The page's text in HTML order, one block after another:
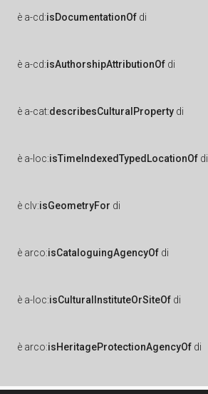
è a-cd:isDocumentationOf di
è a-cd:isAuthorshipAttributionOf di
è a-cat:describesCulturalProperty di
è a-loc:isTimeIndexedTypedLocationOf di
è clv:isGeometryFor di
è arco:isCataloguingAgencyOf di
è a-loc:isCulturalInstituteOrSiteOf di
è arco:isHeritageProtectionAgencyOf di